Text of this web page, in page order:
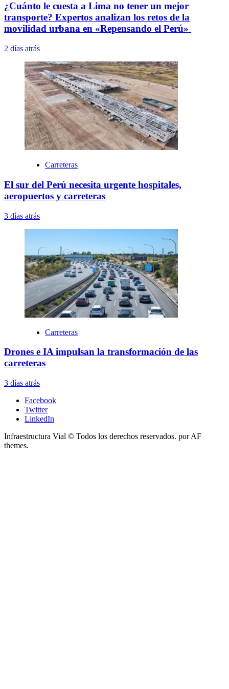
¿Cuánto le cuesta a Lima no tener un mejor
transporte? Expertos analizan los retos de la
movilidad urbana en «Repensando el Perú»
2 días atrás
Carreteras
El sur del Perú necesita urgente hospitales,
aeropuertos y carreteras
3 días atrás
Carreteras
Drones e IA impulsan la transformación de las
carreteras
3 días atrás
Facebook
Twitter
LinkedIn
Infraestructura Vial © Todos los derechos reservados. por AF
themes.